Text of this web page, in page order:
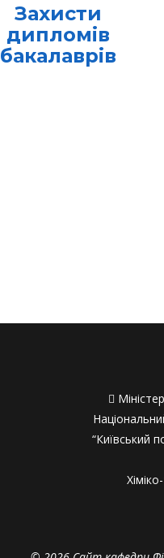
Захисти
дипломів
бакалаврів

“Київський